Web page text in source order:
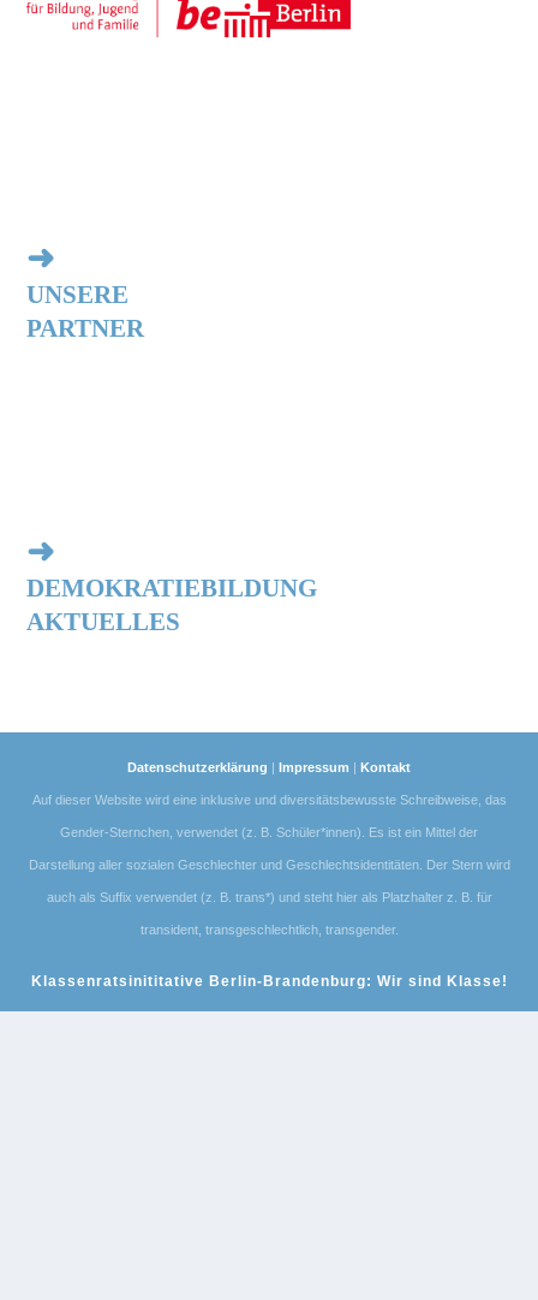
➜
UNSERE
PARTNER
➜
DEMOKRATIEBILDUNG
AKTUELLES
Datenschutzerklärung | Impressum | Kontakt
Auf dieser Website wird eine inklusive und diversitätsbewusste Schreibweise, das
Gender-Sternchen, verwendet (z. B. Schüler*innen). Es ist ein Mittel der
Darstellung aller sozialen Geschlechter und Geschlechtsidentitäten. Der Stern wird
auch als Suffix verwendet (z. B. trans*) und steht hier als Platzhalter z. B. für
transident, transgeschlechtlich, transgender.
Klassenratsinititative Berlin-Brandenburg: Wir sind Klasse!